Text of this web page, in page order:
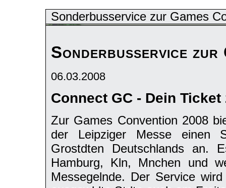
Sonderbusservice zur Games
Sonderbusservice zur
06.03.2008
Connect GC - Dein
Zur Games Convention 2008
der Leipziger Messe einen
Grostdten Deutschlands an.
Hamburg, Kln, Mnchen und
Messegelnde. Der Service